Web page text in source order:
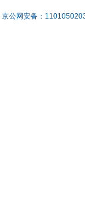
京公网安备：